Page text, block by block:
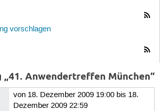
vorschlagen
Anwendertreffen München“
von 18. Dezember 2009 19:00 bis 18.
Dezember 2009 22:59